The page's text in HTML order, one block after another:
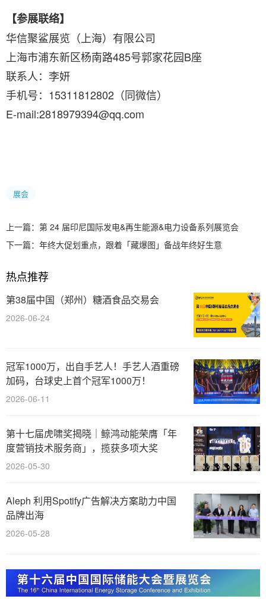
【参展联络】
华信聚鲨展览（上海）有限公司
上海市浦东新区杨南路485号郭家花园B座
联系人：李妍
手机号：15311812802（同微信）
E-mail:2818979394@qq.com
展会
上一篇： 第 24 届印尼国际发电&再生能源&电力设备系列展览会
下一篇： 年终大促划重点，跟着「藏爆图」备战年终好生意
热点推荐
第38届中国（郑州）糖酒食品交易会
2026-06-24
冠军1000万，出自手艺人！手艺人酒重磅
加码，台球史上首个冠军1000万！
2026-06-11
第十七届虎啸奖揭晓｜鲸鸿动能荣膺「年
度营销技术服务商」，揽获多项大奖
2026-05-30
Aleph 利用Spotify广告解决方案助力中国
品牌出海
2026-05-28